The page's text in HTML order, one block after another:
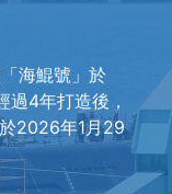
海鯤號」於
4年打造後，
2026年1月29